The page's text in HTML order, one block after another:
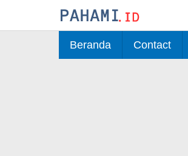
Beranda Contact